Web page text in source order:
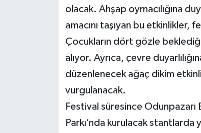
olacak. Ahşap oymacılığına
amacını taşıyan bu etkinlikler,
Çocukların dört gözle
alıyor. Ayrıca, çevre
düzenlenecek ağaç dikim
vurgulanacak.
Festival süresince
Parkı’nda kurulacak